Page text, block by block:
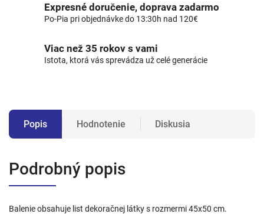
Expresné doručenie, doprava zadarmo
Po-Pia pri objednávke do 13:30h nad 120€
Viac než 35 rokov s vami
Istota, ktorá vás sprevádza už celé generácie
Popis Hodnotenie Diskusia
Podrobný popis
Balenie obsahuje list dekoračnej látky s rozmermi 45x50 cm.